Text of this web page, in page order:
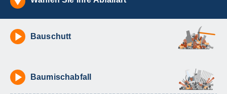
Bauschutt
Baumischabfall